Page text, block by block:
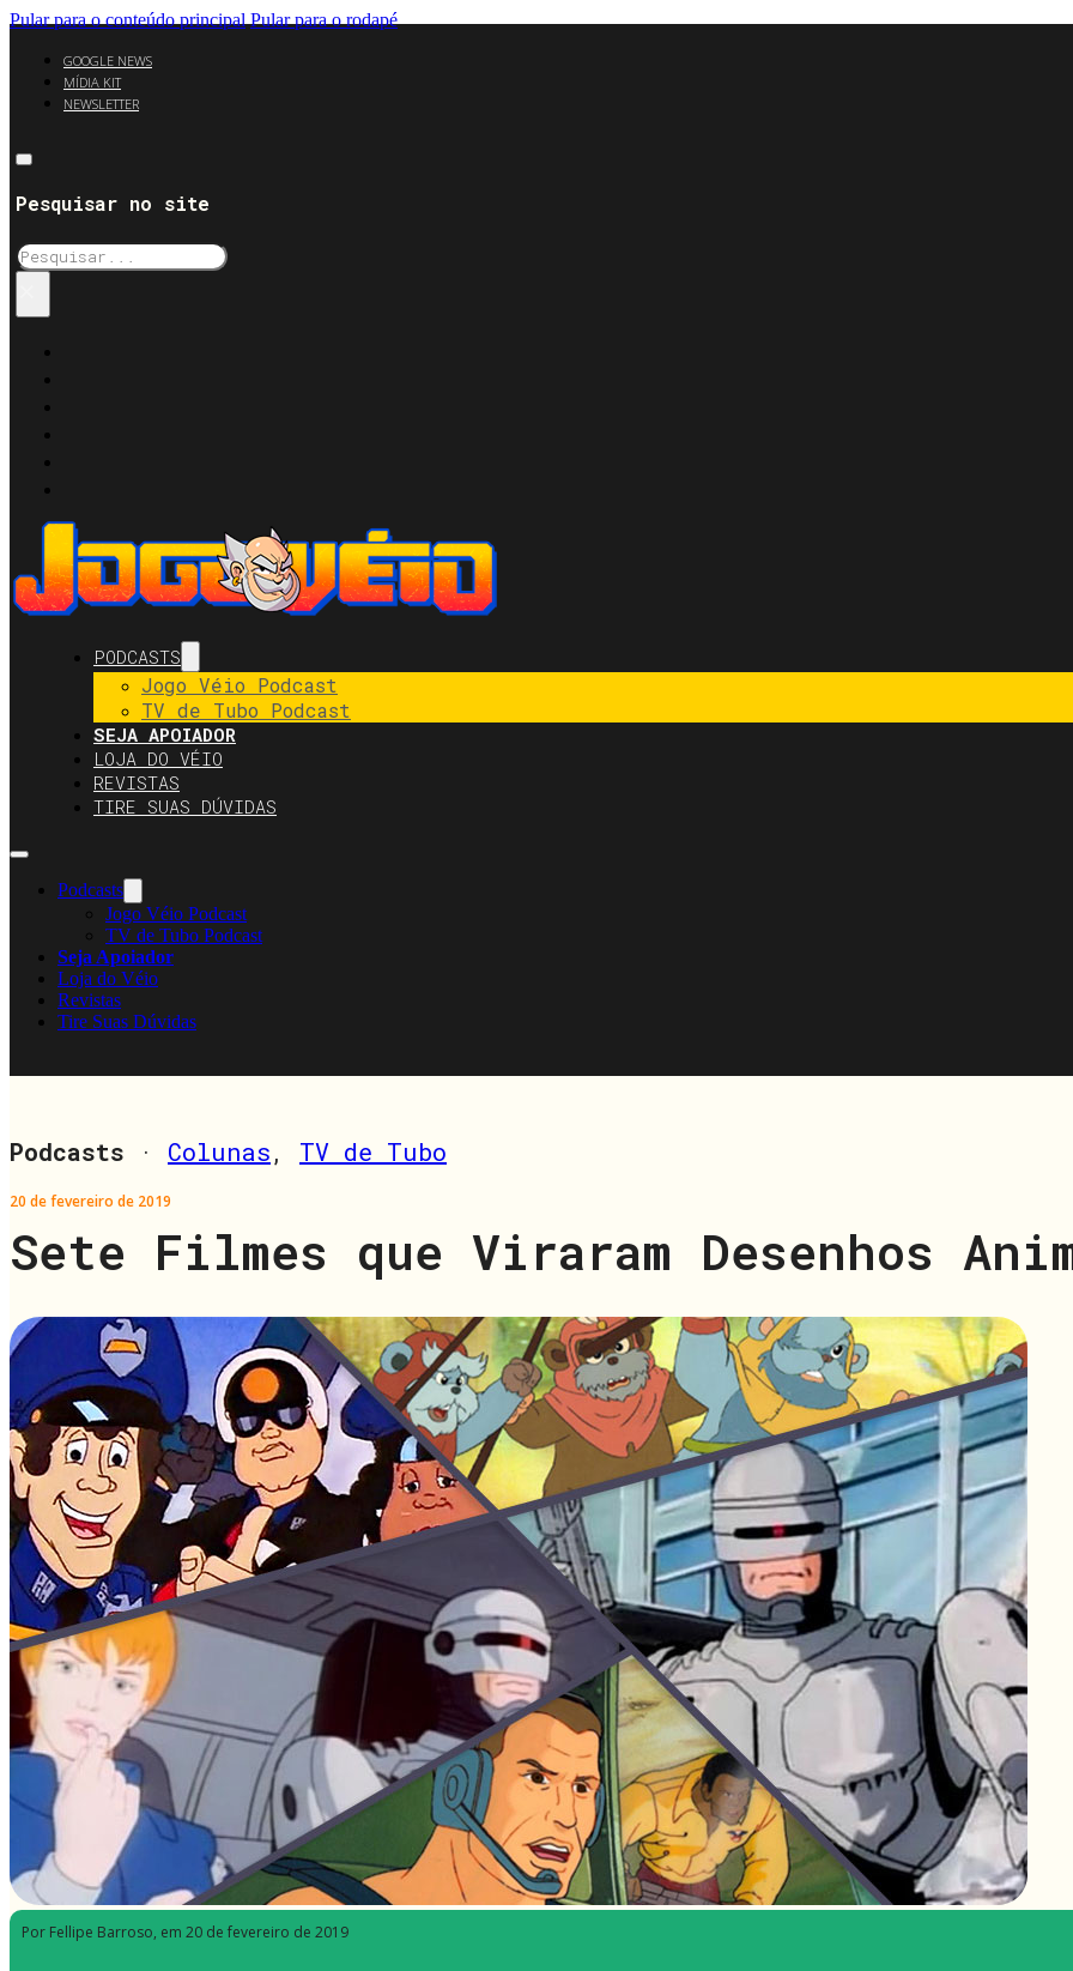
Pular para o conteúdo principal Pular para o rodapé
GOOGLE NEWS
MÍDIA KIT
NEWSLETTER
Pesquisar no site
Pesquisar
PODCASTS
Jogo Véio Podcast
TV de Tubo Podcast
SEJA APOIADOR
LOJA DO VÉIO
REVISTAS
TIRE SUAS DÚVIDAS
Podcasts
Jogo Véio Podcast
TV de Tubo Podcast
Seja Apoiador
Loja do Véio
Revistas
Tire Suas Dúvidas
Podcasts · Colunas, TV de Tubo
20 de fevereiro de 2019
Sete Filmes que Viraram Desenhos
Por Fellipe Barroso, em 20 de fevereiro de 2019